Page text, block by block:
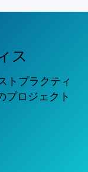
ス
トプラクティ
ロジェクト